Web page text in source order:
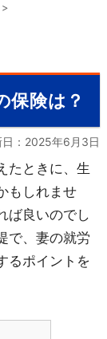
>
保険は？
： 2025年6月3日
たときに、生
もしれませ
ば良いのでし
で、妻の就労
るポイントを